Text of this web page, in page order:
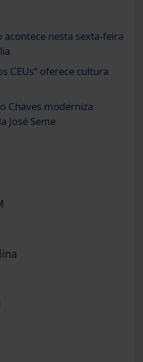
nesta sexta-feira
CEUs” oferece cultura
Chaves moderniza
José Seme